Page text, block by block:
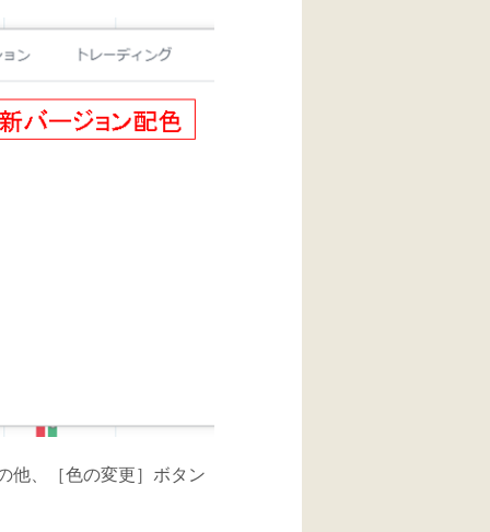
他、［色の変更］ボタン